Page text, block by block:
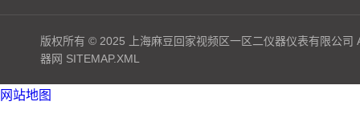
版权所有 © 2025 上海麻豆回家视频区一区二仪器仪表有限公司
器网 SITEMAP.XML
网站地图